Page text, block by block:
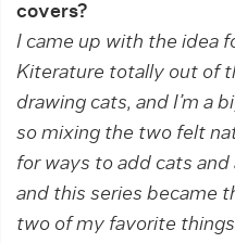
covers?
I came up with the idea
Kiterature totally out of
drawing cats, and I’m a
so mixing the two felt
for ways to add cats
and this series became
two of my favorite